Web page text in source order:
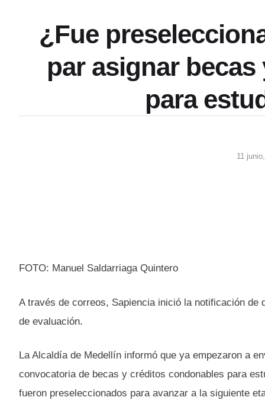
¿Fue
par asignar
para
11
FOTO: Manuel Saldarriaga Quintero
A través de correos, Sapiencia inició la notificación de
de evaluación.
La Alcaldía de Medellín informó que ya empezaron a
convocatoria de becas y créditos condonables para
fueron preseleccionados para avanzar a la siguiente